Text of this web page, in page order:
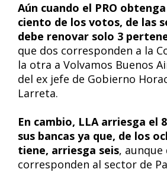
Aún cuando el PRO
ciento de los votos, de las
debe renovar solo 3
que dos corresponden a la
la otra a Volvamos Buenos
del ex jefe de Gobierno
Larreta.
En cambio, LLA arriesga el
sus bancas ya que, de los
tiene, arriesga seis, aunque
corresponden al sector de